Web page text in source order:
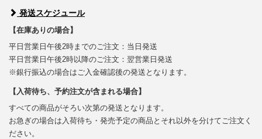
発送スケジュール
【在庫ありの場合】
平日営業日午後2時までのご注文：当日発送
平日営業日午後2時以降のご注文：翌営業日発送
※銀行振込の場合はご入金確認後の発送となります。
【入荷待ち、予約注文が含まれる場合】
すべての商品がそろい次第の発送となります。
お急ぎの場合は入荷待ち・発売予定の商品とそれ以外を分けてご注文く
ださい。